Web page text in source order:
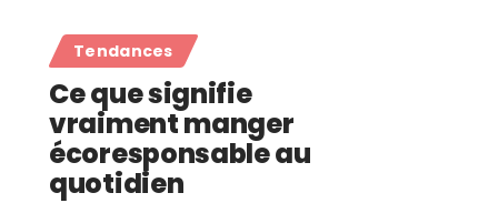
Tendances
Ce que signifie
vraiment manger
écoresponsable au
quotidien